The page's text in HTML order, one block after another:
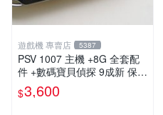
遊戲機 專賣店 5387
PSV 1007 主機 +8G 全套配
件 +數碼寶貝偵探 9成新 保修
一年 品質有保障
$3,600